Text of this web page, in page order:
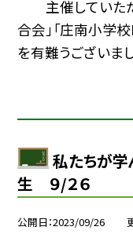
主催していた
合会」「庄南小学
を有難うございまし
私たちが学
生 ９/２６
公開日 2023/09/26